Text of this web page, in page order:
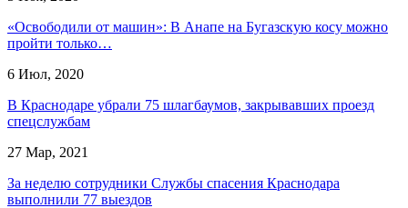
«Освободили от машин»: В Анапе на Бугазскую косу можно
пройти только…
6 Июл, 2020
В Краснодаре убрали 75 шлагбаумов, закрывавших проезд
спецслужбам
27 Мар, 2021
За неделю сотрудники Службы спасения Краснодара
выполнили 77 выездов